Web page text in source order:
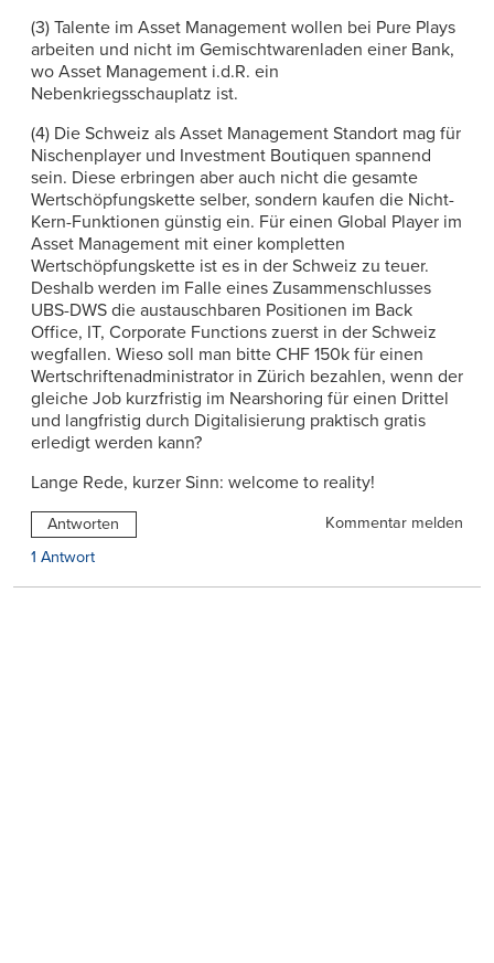
(3) Talente im Asset Management wollen bei Pure Plays
arbeiten und nicht im Gemischtwarenladen einer Bank,
wo Asset Management i.d.R. ein
Nebenkriegsschauplatz ist.
(4) Die Schweiz als Asset Management Standort mag für
Nischenplayer und Investment Boutiquen spannend
sein. Diese erbringen aber auch nicht die gesamte
Wertschöpfungskette selber, sondern kaufen die Nicht-
Kern-Funktionen günstig ein. Für einen Global Player im
Asset Management mit einer kompletten
Wertschöpfungskette ist es in der Schweiz zu teuer.
Deshalb werden im Falle eines Zusammenschlusses
UBS-DWS die austauschbaren Positionen im Back
Office, IT, Corporate Functions zuerst in der Schweiz
wegfallen. Wieso soll man bitte CHF 150k für einen
Wertschriftenadministrator in Zürich bezahlen, wenn der
gleiche Job kurzfristig im Nearshoring für einen Drittel
und langfristig durch Digitalisierung praktisch gratis
erledigt werden kann?
Lange Rede, kurzer Sinn: welcome to reality!
Antworten
Kommentar melden
1 Antwort